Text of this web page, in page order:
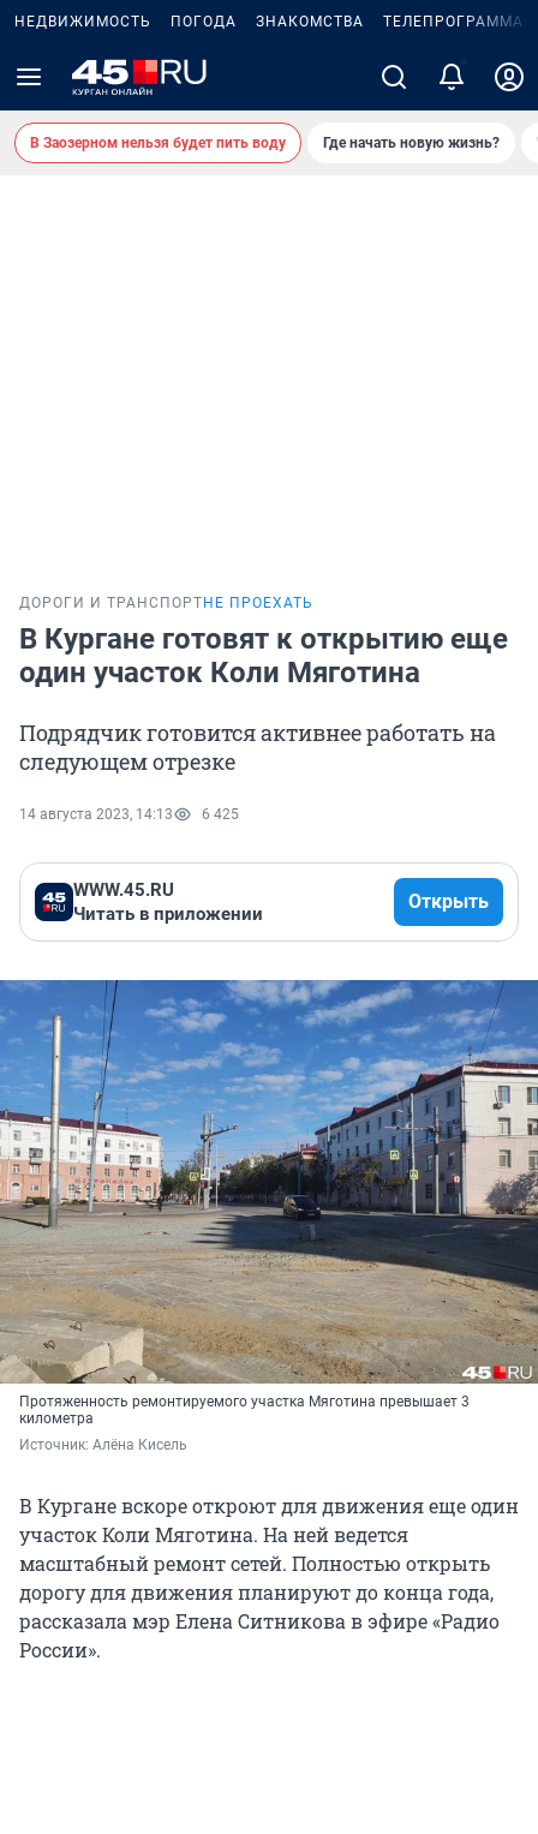
НЕДВИЖИМОСТЬ ПОГОДА ЗНАКОМСТВА ТЕЛЕПРОГРАММА
В Заозерном нельзя будет пить воду Где начать новую жизнь?
ДОРОГИ И ТРАНСПОРТ НЕ ПРОЕХАТЬ
В Кургане готовят к открытию еще
один участок Коли Мяготина
Подрядчик готовится активнее работать на
следующем отрезке
14 августа 2023, 14:13 6 425
WWW.45.RU
Читать в приложении
Открыть
Протяженность ремонтируемого участка Мяготина превышает 3
километра
Источник: Алёна Кисель
В Кургане вскоре откроют для движения еще один
участок Коли Мяготина. На ней ведется
масштабный ремонт сетей. Полностью открыть
дорогу для движения планируют до конца года,
рассказала мэр Елена Ситникова в эфире «Радио
России».